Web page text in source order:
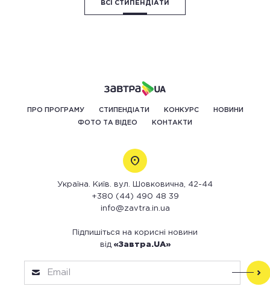
ВСІ СТИПЕНДІАТИ
ПРО ПРОГРАМУ СТИПЕНДІАТИ КОНКУРС НОВИНИ
ФОТО ТА ВІДЕО КОНТАКТИ
Україна. Київ. вул. Шовковична, 42-44
+380 (44) 490 48 39
info@zavtra.in.ua
Підпишіться на корисні новини
від «Завтра.UA»